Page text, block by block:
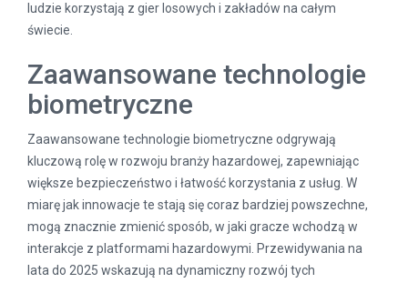
ludzie korzystają z gier losowych i zakładów na całym
świecie.
Zaawansowane technologie
biometryczne
Zaawansowane technologie biometryczne odgrywają
kluczową rolę w rozwoju branży hazardowej, zapewniając
większe bezpieczeństwo i łatwość korzystania z usług. W
miarę jak innowacje te stają się coraz bardziej powszechne,
mogą znacznie zmienić sposób, w jaki gracze wchodzą w
interakcje z platformami hazardowymi. Przewidywania na
lata do 2025 wskazują na dynamiczny rozwój tych